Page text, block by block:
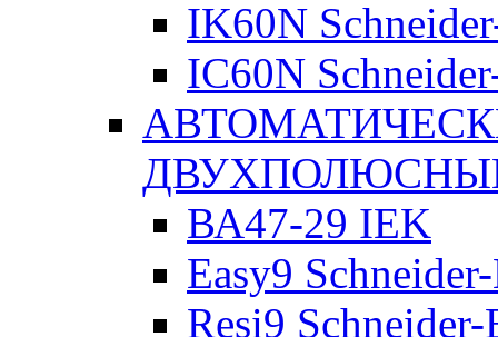
IK60N
IC60N
ВА47-29 IEK
Easy9
Resi9